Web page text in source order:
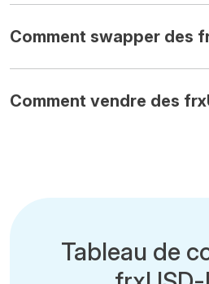
Comment swapper des
Comment vendre des
Tableau de